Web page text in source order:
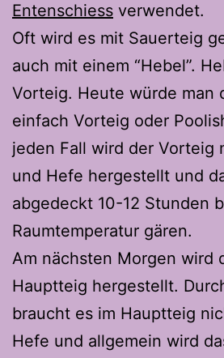
Entenschiess verwendet.
Oft wird es mit Sauerteig
auch mit einem “Hebel”.
Vorteig. Heute würde man
einfach Vorteig oder
jeden Fall wird der Vorteig
und Hefe hergestellt und
abgedeckt 10-12 Stunden
Raumtemperatur gären.
Am nächsten Morgen wird
Hauptteig hergestellt.
braucht es im Hauptteig
Hefe und allgemein wird